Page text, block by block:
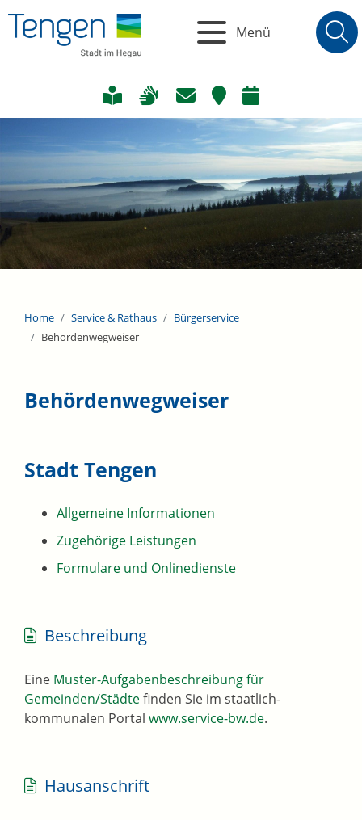
Menü
Home Service & Rathaus
Bürgerservice
Behördenwegweiser
Behördenwegweiser
Stadt Tengen
Allgemeine Informationen
Zugehörige Leistungen
Formulare und Onlinedienste
Beschreibung
Eine Muster-Aufgabenbeschreibung für
Gemeinden/Städtefinden Sie im staatlich-
kommunalen Portal www.service-bw.de.
Hausanschrift